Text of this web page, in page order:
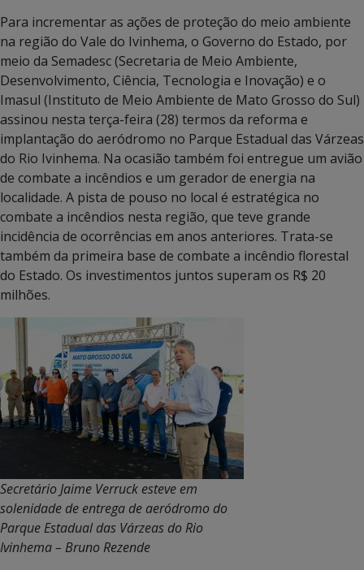
Para incrementar as ações de proteção do meio ambiente
na região do Vale do Ivinhema, o Governo do Estado, por
meio da Semadesc (Secretaria de Meio Ambiente,
Desenvolvimento, Ciência, Tecnologia e Inovação) e o
Imasul (Instituto de Meio Ambiente de Mato Grosso do Sul)
assinou nesta terça-feira (28) termos da reforma e
implantação do aeródromo no Parque Estadual das Várzeas
do Rio Ivinhema. Na ocasião também foi entregue um avião
de combate a incêndios e um gerador de energia na
localidade. A pista de pouso no local é estratégica no
combate a incêndios nesta região, que teve grande
incidência de ocorrências em anos anteriores. Trata-se
também da primeira base de combate a incêndio florestal
do Estado. Os investimentos juntos superam os R$ 20
milhões.
Secretário Jaime Verruck esteve em
solenidade de entrega de aeródromo do
Parque Estadual das Várzeas do Rio
Ivinhema – Bruno Rezende